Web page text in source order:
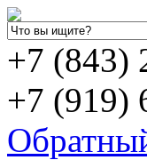
+7 (843)
+7 (919)